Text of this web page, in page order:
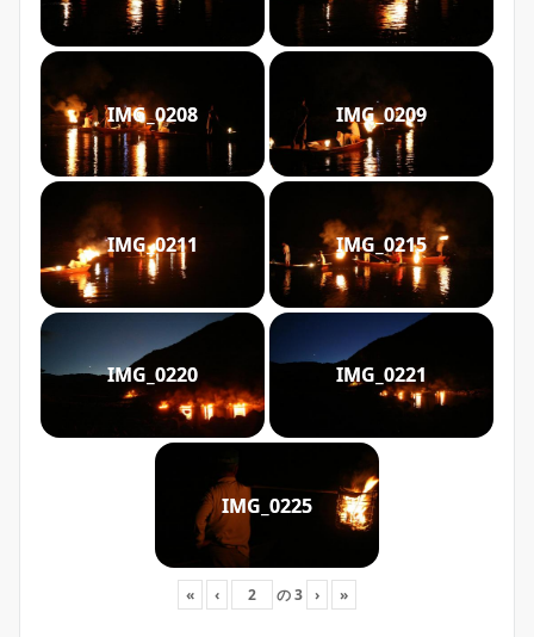
IMG_0208 IMG_0209
IMG_0211 IMG_0215
IMG_0220 IMG_0221
IMG_0225
« ‹ の3 › »